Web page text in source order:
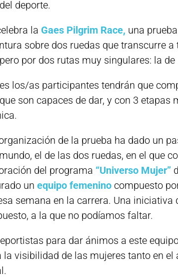
deporte.
la Gaes Pilgrim Race, una
sobre dos ruedas que transcurre a
por dos rutas muy singulares: la
los/as participantes tendrán que
son capaces de dar, y con 3 etapas
de la prueba ha dado un
el de las dos ruedas, en el que
del programa “Universo Mujer”
unequipo femenino compuesto
semana en la carrera. Una iniciativa
a la que no podíamos faltar.
para dar ánimos a este
la visibilidad de las mujeres tanto en